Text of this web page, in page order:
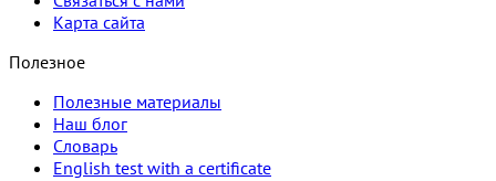
Карта сайта
Полезное
Полезные материалы
Наш блог
Словарь
English test with a certificate